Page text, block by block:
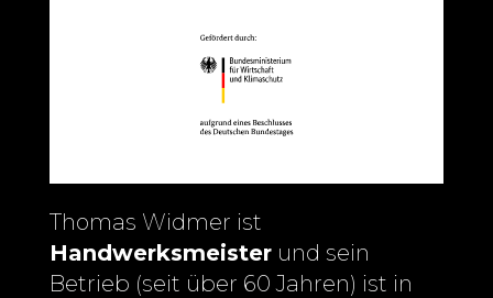
Thomas Widmer ist
Handwerksmeister und sein
Betrieb (seit über 60 Jahren) ist in